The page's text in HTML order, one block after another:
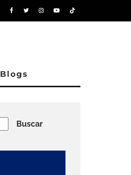
Blogs
Buscar